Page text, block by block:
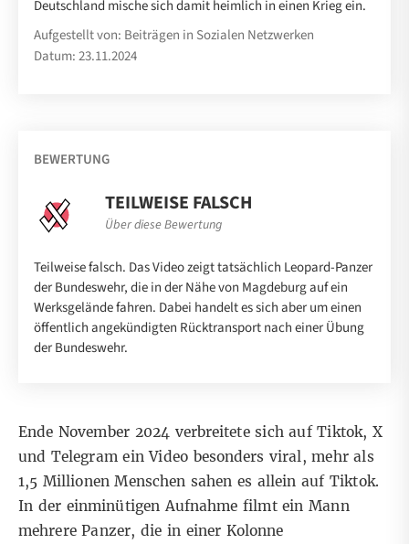
Deutschland mische sich damit heimlich in einen Krieg ein.
Aufgestellt von: Beiträgen in Sozialen Netzwerken
Datum: 23.11.2024
BEWERTUNG
TEILWEISE FALSCH
Über diese Bewertung
Teilweise falsch. Das Video zeigt tatsächlich Leopard-Panzer
der Bundeswehr, die in der Nähe von Magdeburg auf ein
Werksgelände fahren. Dabei handelt es sich aber um einen
öffentlich angekündigten Rücktransport nach einer Übung
der Bundeswehr.
Ende November 2024 verbreitete sichauf Tiktok, X
und Telegram ein Video besonders viral, mehr als
1,5 Millionen Menschen sahen es allein auf Tiktok.
In der einminütigen Aufnahme filmt ein Mann
mehrere Panzer, die in einer Kolonne